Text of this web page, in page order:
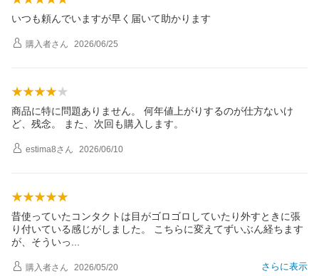
いつも頼んでいますが早く届いて助かります
購入者さん 2026/06/25
商品に特に問題ありません。 何年値上がりするのが仕方ないけ
ど、残念。 また、次回も購入します。
estima8さん 2026/06/10
昔使っていたコンタクトは目がゴロゴロしていたり外すときに張
り付いている感じがしました。 こちらに変えてずいぶん経ちます
が、そういっ
さらに表示
購入者さん 2026/05/20